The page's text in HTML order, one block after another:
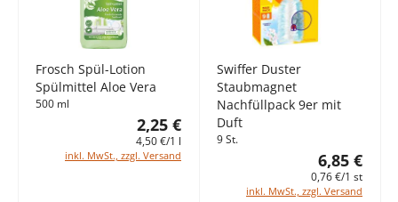
Frosch Spül-Lotion
Spülmittel Aloe Vera
500 ml
2,25 €
4,50 €/1 l
inkl. MwSt., zzgl. Versand
Swiffer Duster
Staubmagnet
Nachfüllpack 9er mit
Duft
9 St.
6,85 €
0,76 €/1 st
inkl. MwSt., zzgl. Versand